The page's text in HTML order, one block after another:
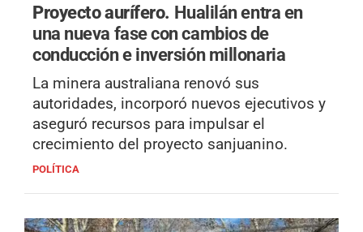
Proyecto aurífero. Hualilán entra en
una nueva fase con cambios de
conducción e inversión millonaria
La minera australiana renovó sus
autoridades, incorporó nuevos ejecutivos y
aseguró recursos para impulsar el
crecimiento del proyecto sanjuanino.
POLÍTICA